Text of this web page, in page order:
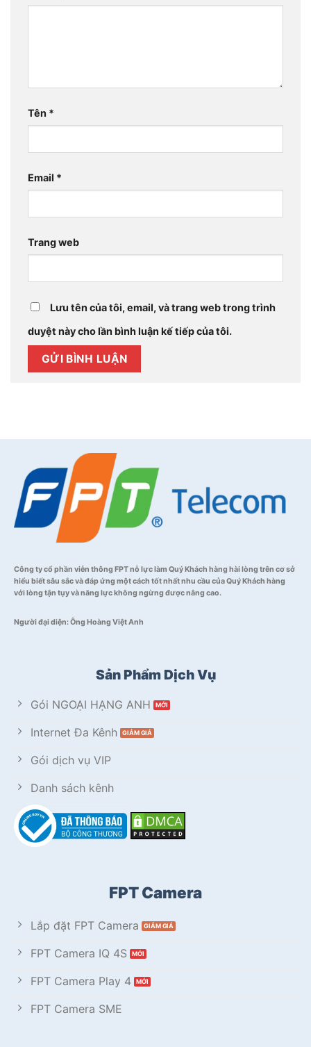
Tên *
Email *
Trang web
Lưu tên của tôi, email, và trang web trong trình
duyệt này cho lần bình luận kế tiếp của tôi.
Công ty cổ phần viễn thông FPT nỗ lực làm Quý Khách hàng hài lòng trên cơ sở
hiểu biết sâu sắc và đáp ứng một cách tốt nhất nhu cầu của Quý Khách hàng
với lòng tận tụy và năng lực không ngừng được nâng cao.
Người đại diện: Ông Hoàng Việt Anh
Sản Phẩm Dịch Vụ
Gói NGOẠI HẠNG ANH
Internet Đa Kênh
Gói dịch vụ VIP
Danh sách kênh
FPT Camera
Lắp đặt FPT Camera
FPT Camera IQ 4S
FPT Camera Play 4
FPT Camera SME